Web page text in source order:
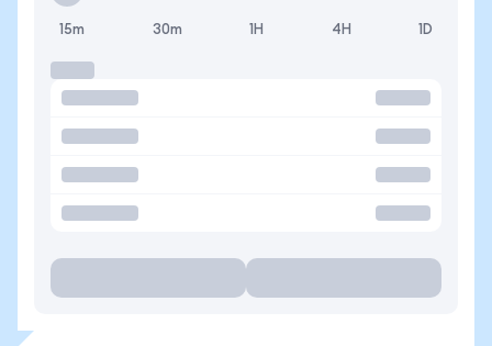
15m 30m 1H 4H 1D